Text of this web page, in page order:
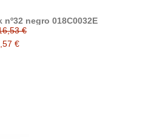
negro 018C0032E
€
€